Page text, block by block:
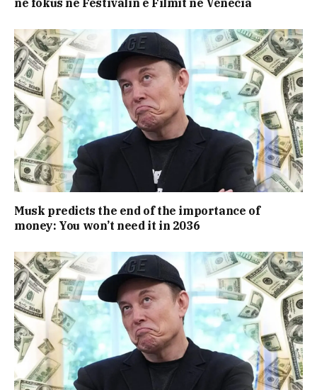
në fokus në Festivalin e Filmit në Venecia
Musk predicts the end of the importance of
money: You won’t need it in 2036